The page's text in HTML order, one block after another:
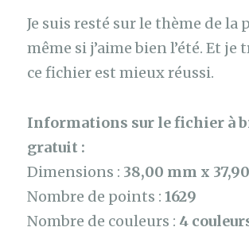
Je suis resté sur le thème de la
même si j’aime bien l’été. Et je
ce fichier est mieux réussi.
Informations sur le fichier à
gratuit :
Dimensions : 38,00 mm x
Nombre de points :1629
Nombre de couleurs : 4